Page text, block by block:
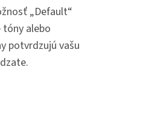
„Default“
tóny alebo
potvrdzujú vašu